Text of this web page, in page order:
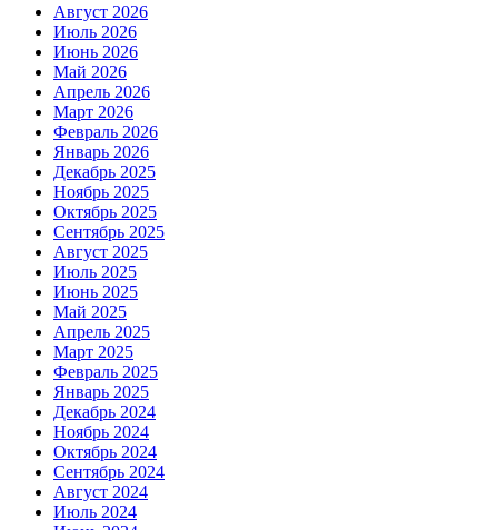
Август 2026
Июль 2026
Июнь 2026
Май 2026
Апрель 2026
Март 2026
Февраль 2026
Январь 2026
Декабрь 2025
Ноябрь 2025
Октябрь 2025
Сентябрь 2025
Август 2025
Июль 2025
Июнь 2025
Май 2025
Апрель 2025
Март 2025
Февраль 2025
Январь 2025
Декабрь 2024
Ноябрь 2024
Октябрь 2024
Сентябрь 2024
Август 2024
Июль 2024